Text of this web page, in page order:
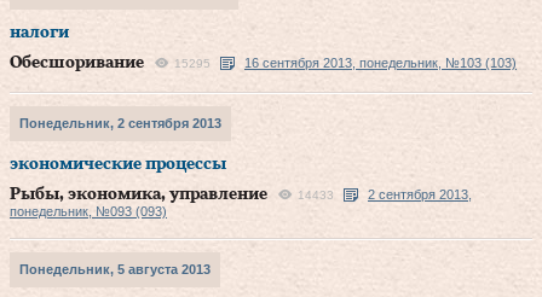
налоги
Обесшоривание
15295 16 сентября 2013, понедельник, №103 (103)
Понедельник, 2 сентября 2013
экономические процессы
Рыбы, экономика, управление
14433
2 сентября 2013,
понедельник, №093 (093)
Понедельник, 5 августа 2013